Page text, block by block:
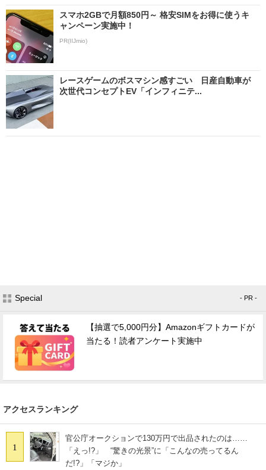
スマホ2GBで月額850円～ 格安SIMをお得に使うキ
ャンペーン実施中！
PR(IIJmio)
レースゲームのボスマシン感すごい 日産自動車が
次世代コンセプトEV「インフィニテ...
Special - PR -
【抽選で5,000円分】Amazonギフトカードが
当たる！読者アンケート実施中
アクセスランキング
1
官公庁オークションで130万円で出品されたのは……
「えっ!?」 “驚きの光景”に「こんなの売ってるん
だ!?」「マジか」